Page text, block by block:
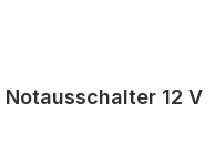
Notausschalter 12 V